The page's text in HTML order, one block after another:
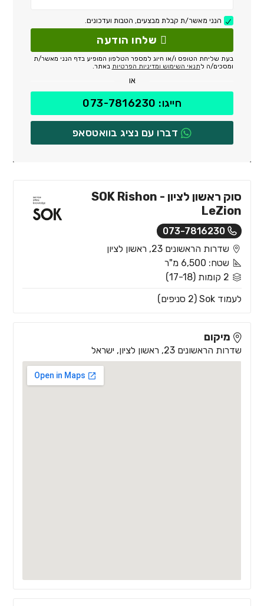
הנני מאשר/ת קבלת מבצעים, הטבות ועדכונים.
שלחו הודעה
בעת שליחת הטופס ו/או חיוג למספר הטלפון המופיע בדף הנני מאשר/ת
ומסכים/ה לתנאי השימוש ומדיניות הפרטיות באתר.
או
חייגו: 073-7816230
דברו עם נציג בוואטסאפ
סוק ראשון לציון - SOK Rishon
LeZion
073-7816230
שדרות הראשונים 23, ראשון לציון
שטח: 6,500 מ"ר
2 קומות (17-18)
לעמוד Sok (2 סניפים)
מיקום
שדרות הראשונים 23, ראשון לציון, ישראל